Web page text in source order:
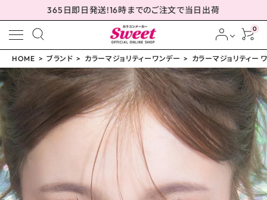
365日即日発送!16時までのご注文で当日出荷
0
meeting_room ログイン person 会員登録
HOME ブランド カラーマジョリティーワンデー カラーマジョリティー